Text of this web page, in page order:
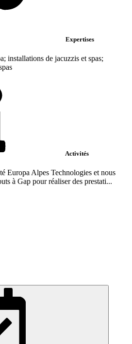
Expertises
installations de jacuzzis et spas;
Activités
Europa Alpes Technologies et nous
à Gap pour réaliser des prestati...